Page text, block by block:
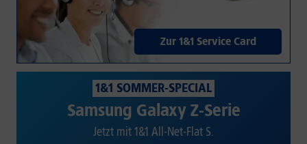
Zur 1&1 Service Card
1&1 SOMMER-SPECIAL
Samsung Galaxy Z-Serie
Jetzt mit 1&1 All-Net-Flat S.